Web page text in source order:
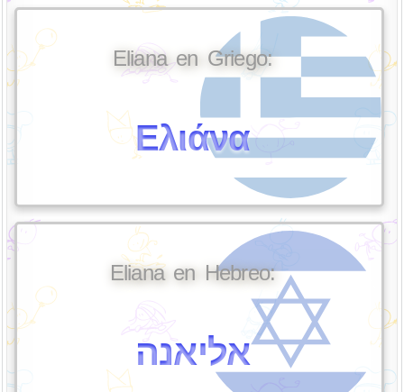
Eliana en Griego:
Ελιάνα
Eliana en Hebreo:
אליאנה